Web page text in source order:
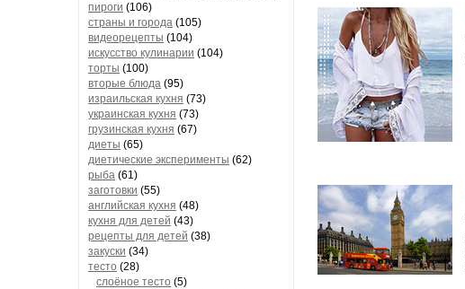
пироги (106)
страны и города (105)
видеорецепты (104)
искусство кулинарии (104)
торты (100)
вторые блюда (95)
израильская кухня (73)
украинская кухня (73)
грузинская кухня (67)
диеты (65)
диетические эксперименты (62)
рыба (61)
заготовки (55)
английская кухня (48)
кухня для детей (43)
рецепты для детей (38)
закуски (34)
тесто (28)
слоёное тесто (5)